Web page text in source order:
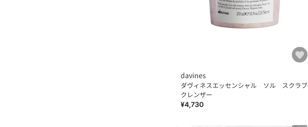
davines
ダヴィネスエッセンシャル ソル スクラブ
クレンザー
¥4,730